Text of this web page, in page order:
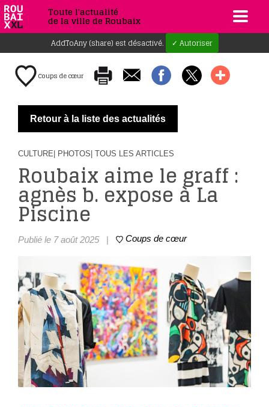
Toute l'actualité
de la ville de Roubaix
AddToAny (share) est désactivé. ✓ Autoriser
Coups de cœur
Retour à la liste des actualités
CULTURE | PHOTOS | TOUS LES ARTICLES
Roubaix aime le graff :
agnès b. expose à La
Piscine
Publié le 7 août 2025 | Coups de cœur